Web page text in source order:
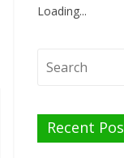
Loading...
Recent